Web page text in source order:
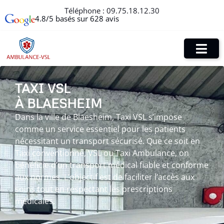
Téléphone : 09.75.18.12.30
4.8/5 basés sur 628 avis
TAXI VSL
À BLAESHEIM
Dans la ville de Blaesheim, Taxi VSL s’impose
comme un service essentiel pour les patients
nécessitant un transport sécurisé. Que ce soit en
Taxi conventionné, VSL ou Taxi Ambulance, on
bénéficie d’un transport médical fiable et conforme
aux normes. L’objectif est de faciliter l’accès aux
soins tout en respectant les prescriptions
médicales.